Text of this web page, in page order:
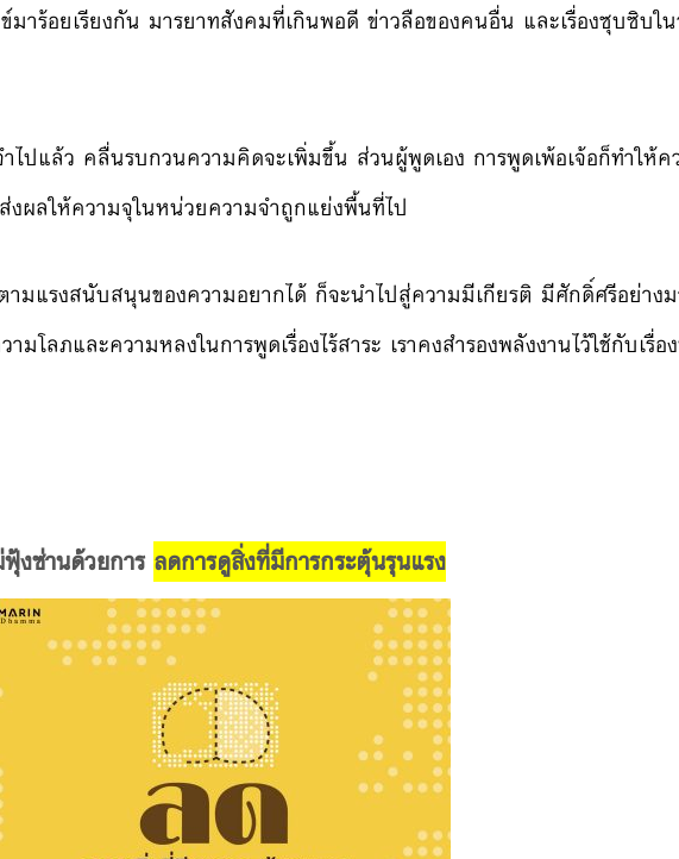
มาร้อยเรียงกัน มารยาทสังคมที่เกินพอดี ข่าวลือของคนอื่น และเรื่องซุบซิบใ
ำไปแล้ว คลื่นรบกวนความคิดจะเพิ่มขึ้น ส่วนผู้พูดเอง การพูดเพ้อเจ้อก็ทำให้
ผลให้ความจุในหน่วยความจำถูกแย่งพื้นที่ไป
ามแรงสนับสนุนของความอยากได้ ก็จะนำไปสู่ความมีเกียรติ มีศักดิ์ศรีอย่าง
ามโลภและความหลงในการพูดเรื่องไร้สาระ เราคงสำรองพลังงานไว้ใช้กับเรื่
งซ่านด้วยการ ลดการดูสิ่งที่มีการกระตุ้นรุนแรง